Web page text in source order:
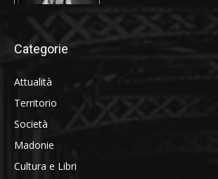
Categorie
Attualità
Territorio
Società
Madonie
Cultura e Libri